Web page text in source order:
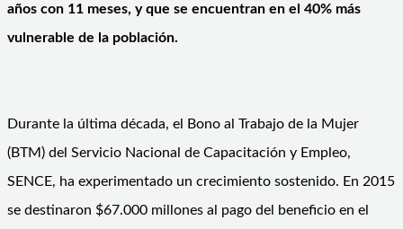
años con 11 meses, y que se encuentran en el 40% más
vulnerable de la población.
Durante la última década, el Bono al Trabajo de la Mujer
(BTM) del Servicio Nacional de Capacitación y Empleo,
SENCE, ha experimentado un crecimiento sostenido. En 2015
se destinaron $67.000 millones al pago del beneficio en el